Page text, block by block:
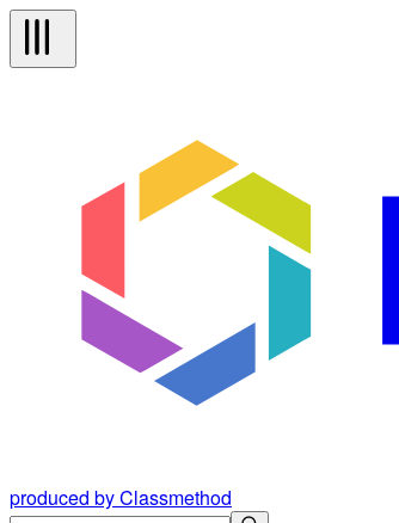
produced by Classmethod